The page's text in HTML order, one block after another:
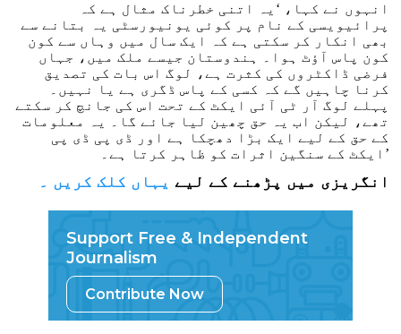
انہوں نے کہا، ‘یہ اتنی خطرناک مثال ہے کہ
پرائیویسی کے نام پر کوئی یونیورسٹی یہ بتانے سے
بھی انکار کر سکتی ہے کہ ایک سال میں وہاں سے کون
کون پاس آؤٹ ہوا۔ ہندوستان جیسے ملک میں، جہاں
فرضی ڈاکٹروں کی کثرت ہے، لوگ اس بات کی تصدیق
کرنا چاہیں گے کہ کسی کے پاس ڈگری ہے یا نہیں۔
پہلے لوگ آر ٹی آئی ایکٹ کے تحت اس کی جانچ کر سکتے
تھے، لیکن اب یہ حق چھین لیا جائے گا۔ یہ معلومات
کے حق کے لیے ایک بڑا دھچکا ہے اور ڈی پی ڈی پی
ایکٹ کے سنگین اثرات کو ظاہر کرتا ہے۔’
انگریزی میں پڑھنے کے لیے یہاں کلک کریں ۔
Support Free & Independent
Journalism
Contribute Now